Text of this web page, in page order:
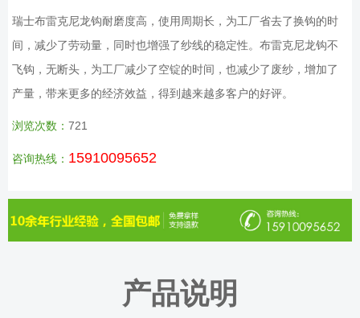
瑞士布雷克尼龙钩耐磨度高，使用周期长，为工厂省去了换钩的时
间，减少了劳动量，同时也增强了纱线的稳定性。布雷克尼龙钩不
飞钩，无断头，为工厂减少了空锭的时间，也减少了废纱，增加了
产量，带来更多的经济效益，得到越来越多客户的好评。
浏览次数： 721
咨询热线： 15910095652
产品说明